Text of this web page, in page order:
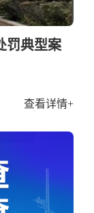
罚典型案
查看详情+